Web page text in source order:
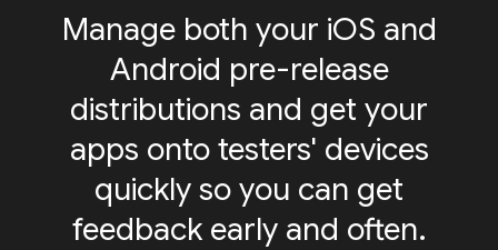
Manage both your iOS and
Android pre-release
distributions and get your
apps onto testers' devices
quickly so you can get
feedback early and often.